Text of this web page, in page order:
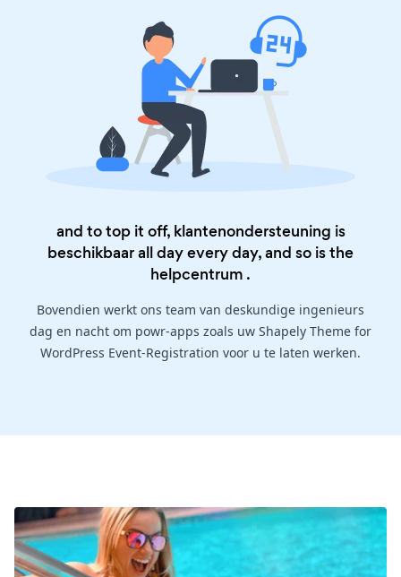
and to top it off, klantenondersteuning is
beschikbaar all day every day, and so is the
helpcentrum .
Bovendien werkt ons team van deskundige ingenieurs
dag en nacht om powr-apps zoals uw Shapely Theme for
WordPress Event-Registration voor u te laten werken.